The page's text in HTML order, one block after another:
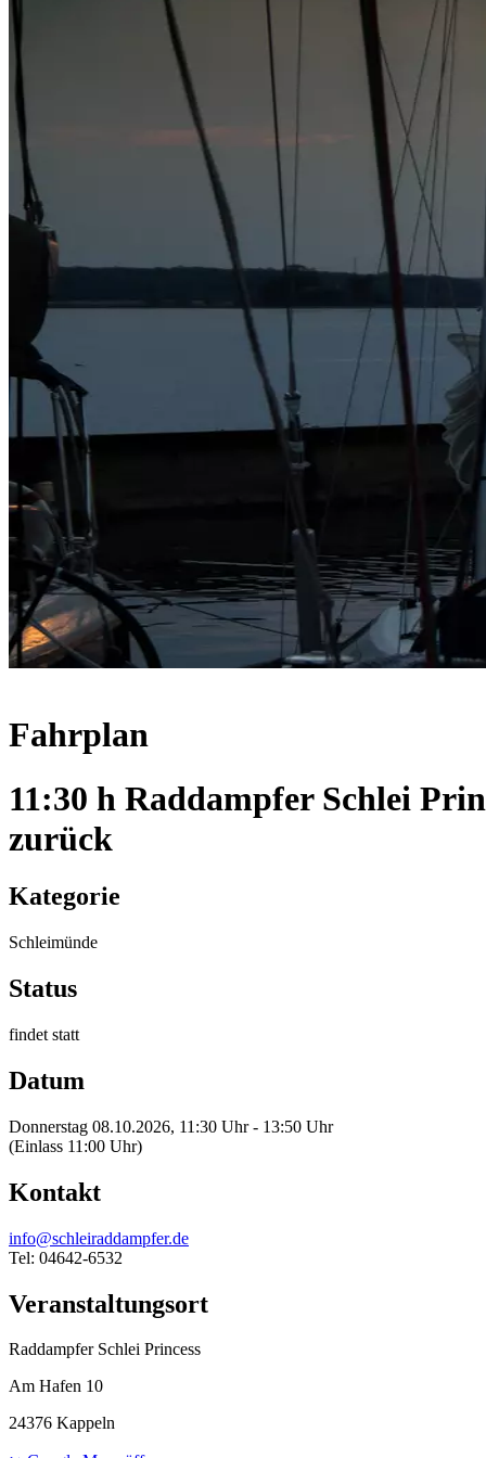
Fahrplan
11:30 h Raddampfer Schlei
zurück
Kategorie
Schleimünde
Status
findet statt
Datum
Donnerstag 08.10.2026, 11:30 Uhr - 13:50 Uhr
(Einlass 11:00 Uhr)
Kontakt
info@schleiraddampfer.de
Tel: 04642-6532
Veranstaltungsort
Raddampfer Schlei Princess
Am Hafen 10
24376 Kappeln